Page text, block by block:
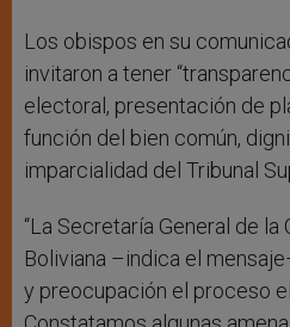
Los obispos en su
invitaron a tener
electoral, presentación de
función del bien común,
imparcialidad del Tribunal
“La Secretaría General de la
Boliviana –indica el
y preocupación el proceso